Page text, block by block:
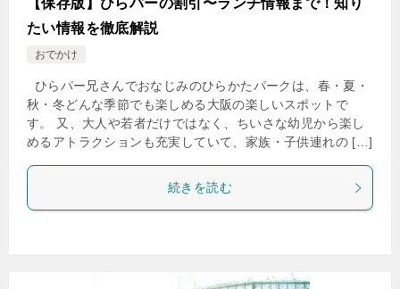
【保存版】ひらパーの割引〜ランチ情報まで！知り
たい情報を徹底解説
おでかけ
ひらパー兄さんでおなじみのひらかたパークは、春・夏・
秋・冬どんな季節でも楽しめる大阪の楽しいスポットで
す。 又、大人や若者だけではなく、ちいさな幼児から楽し
めるアトラクションも充実していて、家族・子供連れの […]
続きを読む